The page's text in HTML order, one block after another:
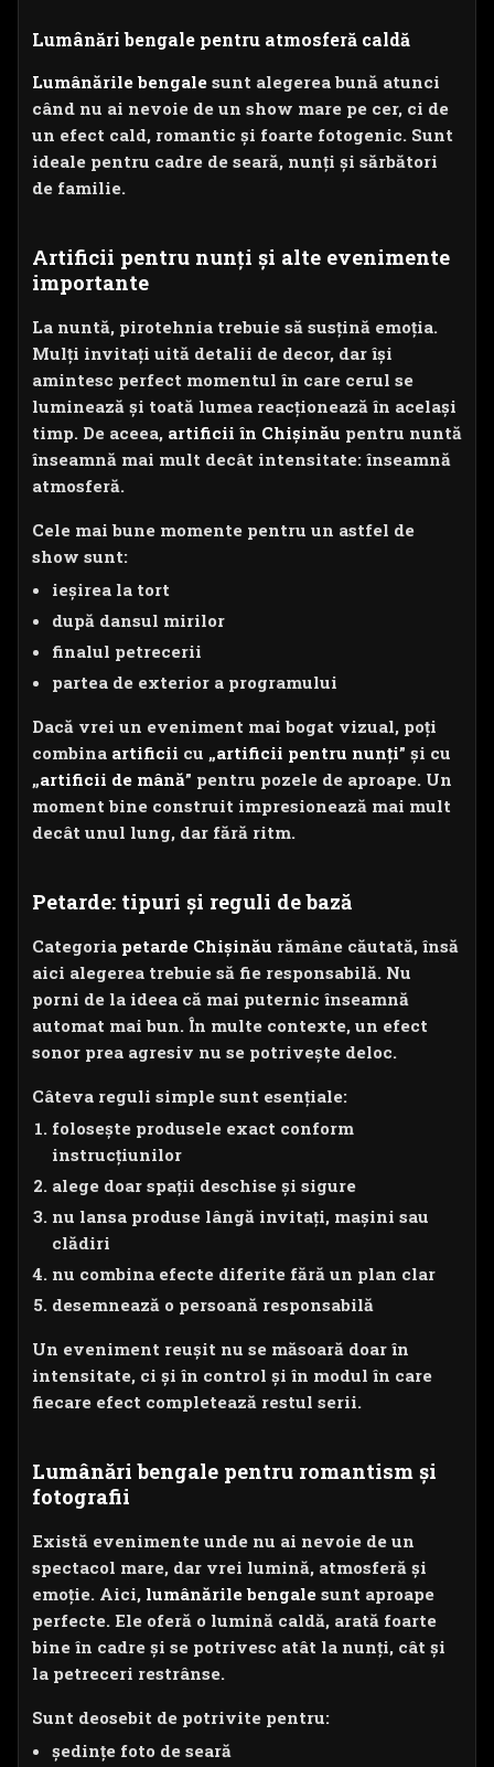
Lumânări bengale pentru atmosferă caldă
Lumânările bengale sunt alegerea bună atunci
când nu ai nevoie de un show mare pe cer, ci de
un efect cald, romantic și foarte fotogenic. Sunt
ideale pentru cadre de seară, nunți și sărbători
de familie.
Artificii pentru nunți și alte evenimente
importante
La nuntă, pirotehnia trebuie să susțină emoția.
Mulți invitați uită detalii de decor, dar își
amintesc perfect momentul în care cerul se
luminează și toată lumea reacționează în același
timp. De aceea, artificii în Chișinău pentru nuntă
înseamnă mai mult decât intensitate: înseamnă
atmosferă.
Cele mai bune momente pentru un astfel de
show sunt:
ieșirea la tort
după dansul mirilor
finalul petrecerii
partea de exterior a programului
Dacă vrei un eveniment mai bogat vizual, poți
combina artificii cu „artificii pentru nunți” și cu
„artificii de mână” pentru pozele de aproape. Un
moment bine construit impresionează mai mult
decât unul lung, dar fără ritm.
Petarde: tipuri și reguli de bază
Categoria petarde Chișinău rămâne căutată, însă
aici alegerea trebuie să fie responsabilă. Nu
porni de la ideea că mai puternic înseamnă
automat mai bun. În multe contexte, un efect
sonor prea agresiv nu se potrivește deloc.
Câteva reguli simple sunt esențiale:
folosește produsele exact conform
instrucțiunilor
alege doar spații deschise și sigure
nu lansa produse lângă invitați, mașini sau
clădiri
nu combina efecte diferite fără un plan clar
desemnează o persoană responsabilă
Un eveniment reușit nu se măsoară doar în
intensitate, ci și în control și în modul în care
fiecare efect completează restul serii.
Lumânări bengale pentru romantism și
fotografii
Există evenimente unde nu ai nevoie de un
spectacol mare, dar vrei lumină, atmosferă și
emoție. Aici, lumânările bengale sunt aproape
perfecte. Ele oferă o lumină caldă, arată foarte
bine în cadre și se potrivesc atât la nunți, cât și
la petreceri restrânse.
Sunt deosebit de potrivite pentru:
ședințe foto de seară